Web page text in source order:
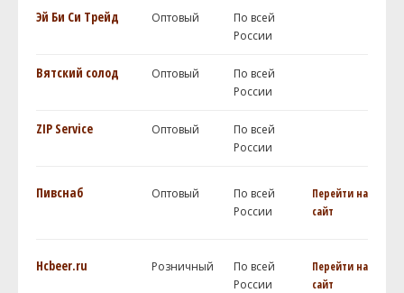
Эй Би Си Трейд Оптовый
По всей
России
Вятский солод Оптовый
По всей
России
ZIP Service Оптовый
По всей
России
Пивснаб Оптовый
По всей
России
Перейти на
сайт
Hcbeer.ru Розничный
По всей
России
Перейти на
сайт